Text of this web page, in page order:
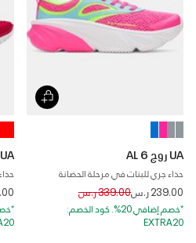
UA روج 6 AL
حذاء جري للبنات في مرحلة الحضانة
239.00 ر.س Price reduced from
339.00 ر.س to
*خصم إضافي 20%. كود الخصم:
EXTRA20
UA دايناميك انتيلي نت